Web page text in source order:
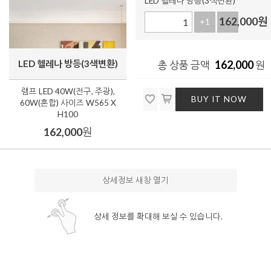
LED 헬레나 방등(3색변환)
램프 LED 40W(전구, 주광),
60W(혼합) 사이즈 W565 X
H100
162,000원
+1 -1
162,000원
총 상품 금액 162,000원
BUY IT NOW
상세정보 새창 열기
상세 정보를 확대해 보실 수 있습니다.